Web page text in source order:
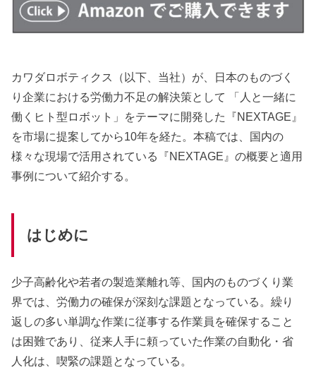
カワダロボティクス（以下、当社）が、日本のものづく
り企業における労働力不足の解決策として 「人と一緒に
働くヒト型ロボット」をテーマに開発した『NEXTAGE』
を市場に提案してから10年を経た。本稿では、国内の
様々な現場で活用されている『NEXTAGE』の概要と適用
事例について紹介する。
はじめに
少子高齢化や若者の製造業離れ等、国内のものづくり業
界では、労働力の確保が深刻な課題となっている。繰り
返しの多い単調な作業に従事する作業員を確保すること
は困難であり、従来人手に頼っていた作業の自動化・省
人化は、喫緊の課題となっている。